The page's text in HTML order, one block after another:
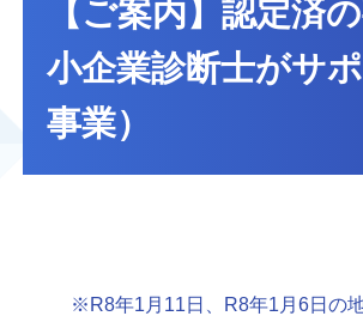
【ご案内】認定済
小企業診断士がサ
事業）
※R8年1月11日、R8年1月6日の